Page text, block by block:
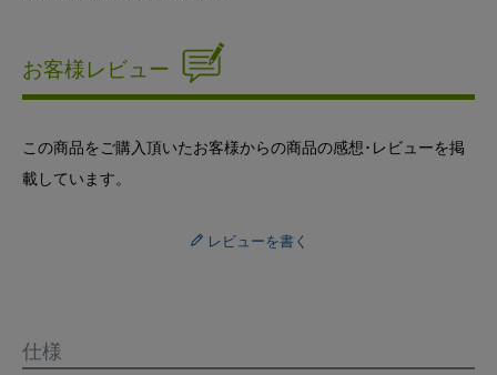
お客様レビュー
この商品をご購入頂いたお客様からの商品の感想･レビューを掲
載しています。
レビューを書く
仕様